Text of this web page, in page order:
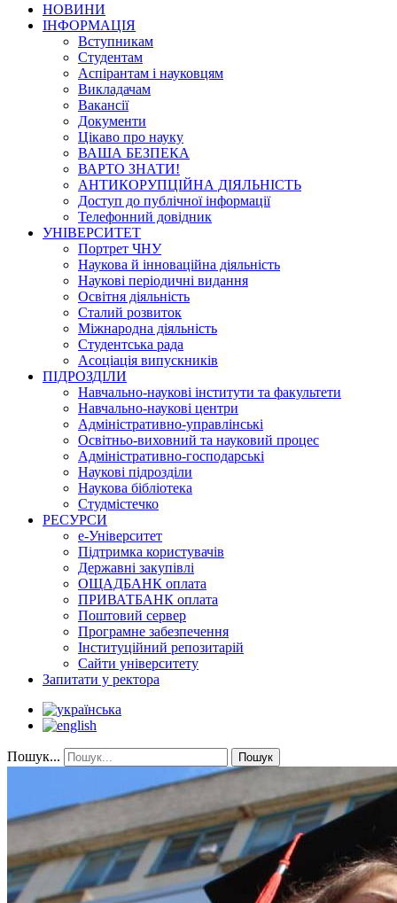
НОВИНИ
ІНФОРМАЦІЯ
Вступникам
Студентам
Аспірантам і науковцям
Викладачам
Вакансії
Документи
Цікаво про науку
ВАША БЕЗПЕКА
ВАРТО ЗНАТИ!
АНТИКОРУПЦІЙНА ДІЯЛЬНІСТЬ
Доступ до публічної інформації
Телефонний довідник
УНІВЕРСИТЕТ
Портрет ЧНУ
Наукова й інноваційна діяльність
Наукові періодичні видання
Освітня діяльність
Сталий розвиток
Міжнародна діяльність
Студентська рада
Асоціація випускників
ПІДРОЗДІЛИ
Навчально-наукові інститути та факультети
Навчально-наукові центри
Адміністративно-управлінські
Освітньо-виховний та науковий процес
Адміністративно-господарські
Наукові підрозділи
Наукова бібліотека
Студмістечко
РЕСУРСИ
е-Університет
Підтримка користувачів
Державні закупівлі
ОЩАДБАНК оплата
ПРИВАТБАНК оплата
Поштовий сервер
Програмне забезпечення
Інституційний репозитарій
Сайти університету
Запитати у ректора
Пошук... Пошук